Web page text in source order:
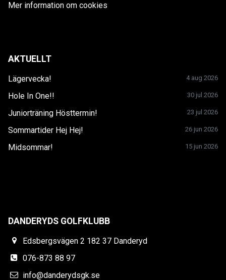
Mer information om cookies
AKTUELLT
Lägervecka! 4 aug 2026
Hole In One!! 30 jul 2026
Juniorträning Hösttermin! 23 jul 2026
Sommartider Hej Hej! 26 jun 2026
Midsommar! 15 jun 2026
DANDERYDS GOLFKLUBB
Edsbergsvägen 2 182 37 Danderyd
076-873 88 97
info@danderydsgk.se